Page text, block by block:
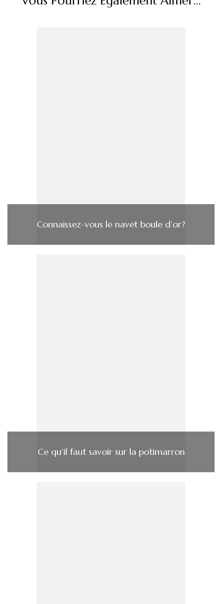
Connaissez-vous le navet boule d’or?
Ce qu’il faut savoir sur la potimarron